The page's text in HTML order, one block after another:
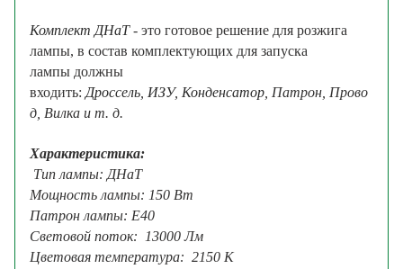
Комплект ДНаТ - это готовое решение для розжига
лампы, в состав комплектующих для запуска
лампы должны
входить: Дроссель ИЗУ, Конденсатор Патрон, Прово
д, Вилка и т. д.
Характеристика:
Тип лампы: ДНаТ
Мощность лампы: 150 Вт
Патрон лампы: E40
Световой поток:
13000Лм
Цветовая температура: 2150 К